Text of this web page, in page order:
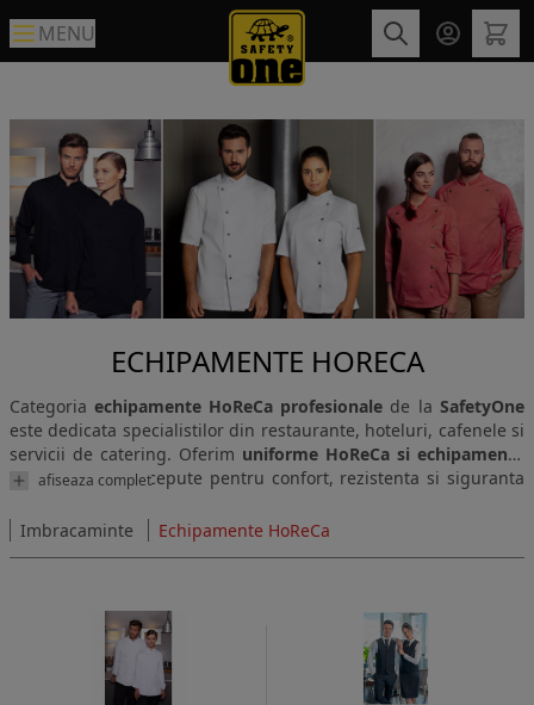
MENU
ECHIPAMENTE HORECA
Categoria echipamente HoReCa profesionale de la SafetyOne
este dedicata specialistilor din restaurante, hoteluri, cafenele si
servicii de catering. Oferim uniforme HoReCa si echipamente
profesionaleconcepute pentru confort, rezistenta si siguranta
si pantaloni de bucatar,sorturi profesionale
pentru ospatari. Produsele sunt realizate din materiale
profesionala impecabila
in fata clientilor. Gama variata de
marimi si culori permite personalizarea uniformelor in functie
de identitatea locatiei tale. Indiferent daca administrezi un
restaurant independent sau un lant hotelier, aici gasesti
afiseaza complet
Imbracaminte Echipamente HoReCa